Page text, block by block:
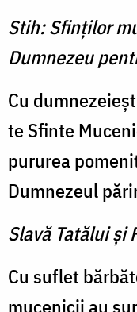
Stih: Sfinţilor
Dumnezeu
Cu
te Sfinte
pururea
Dumnezeul
Slavă Tatălui şi
Cu suflet
mucenicii au